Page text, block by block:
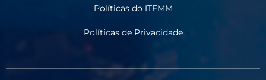
Políticas do ITEMM
Políticas de Privacidade